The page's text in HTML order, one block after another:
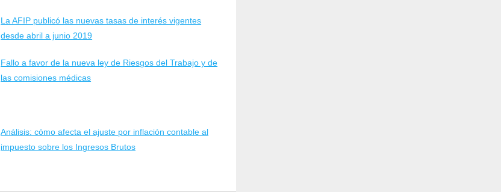
La AFIP publicó las nuevas tasas de interés vigentes
desde abril a junio 2019
Fallo a favor de la nueva ley de Riesgos del Trabajo y de
las comisiones médicas
Análisis: cómo afecta el ajuste por inflación contable al
impuesto sobre los Ingresos Brutos